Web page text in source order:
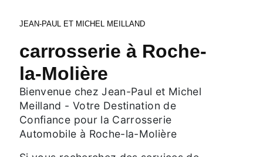
JEAN-PAUL ET MICHEL MEILLAND
carrosserie à Roche-
la-Molière
Bienvenue chez Jean-Paul et Michel
Meilland - Votre Destination de
Confiance pour la Carrosserie
Automobile à Roche-la-Molière